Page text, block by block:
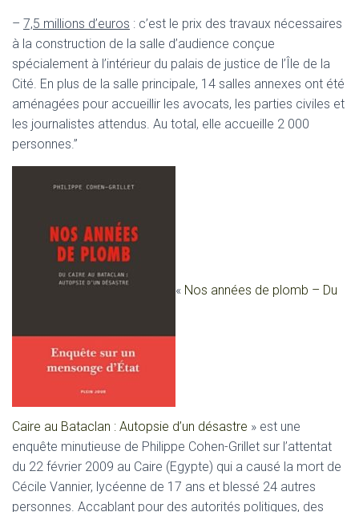
– 7,5 millions d’euros : c’est le prix des travaux nécessaires
à la construction de la salle d’audience conçue
spécialement à l’intérieur du palais de justice de l’Île de la
Cité. En plus de la salle principale, 14 salles annexes ont été
aménagées pour accueillir les avocats, les parties civiles et
les journalistes attendus. Au total, elle accueille 2 000
personnes.”
« Nos années de plomb – Du
Caire au Bataclan : Autopsie d’un désastre » est une
enquête minutieuse de Philippe Cohen-Grillet sur l’attentat
du 22 février 2009 au Caire (Egypte) qui a causé la mort de
Cécile Vannier, lycéenne de 17 ans et blessé 24 autres
personnes. Accablant pour des autorités politiques, des